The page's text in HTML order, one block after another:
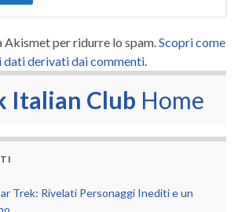
per ridurre lo spam.Scopri come
dati derivati dai commenti.
Italian Club Home
Trek: Rivelati Personaggi Inediti e un